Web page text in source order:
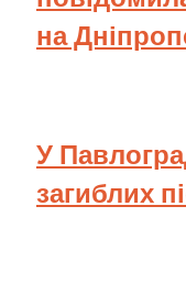
на
У
загиблих